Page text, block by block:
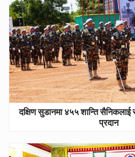
दक्षिण सुडानमा ४५५ शान्ति
प्रदान